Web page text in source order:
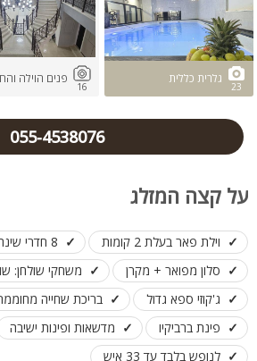
23
גלרית כללית
16
פנים הוילה
055-4538076
על קצה המזלג
וילת פאר בעלת 2 קומות
8 חדרי שינה ו 8 חדרי רחצה
סלון מפואר + מקרן
משחקי שולחן:
ג'קוזי ספא גדול
בריכת שחייה
פינת ברביקיו
מדשאות ופינות ישיבה
לנופש בלבד עד 33 איש